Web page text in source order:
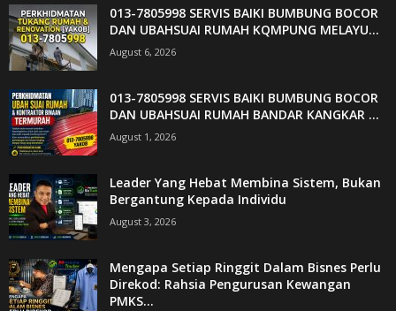
013-7805998 SERVIS BAIKI BUMBUNG BOCOR
DAN UBAHSUAI RUMAH KQMPUNG MELAYU...
August 6, 2026
013-7805998 SERVIS BAIKI BUMBUNG BOCOR
DAN UBAHSUAI RUMAH BANDAR KANGKAR ...
August 1, 2026
Leader Yang Hebat Membina Sistem, Bukan
Bergantung Kepada Individu
August 3, 2026
Mengapa Setiap Ringgit Dalam Bisnes Perlu
Direkod: Rahsia Pengurusan Kewangan
PMKS...